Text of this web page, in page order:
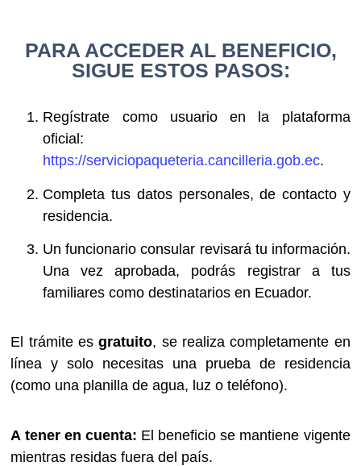
PARA ACCEDER AL BENEFICIO,
SIGUE ESTOS PASOS:
Regístrate como usuario en la plataforma
oficial:
https://serviciopaqueteria.cancilleria.gob.ec.
Completa tus datos personales, de contacto y
residencia.
Un funcionario consular revisará tu información.
Una vez aprobada, podrás registrar a tus
familiares como destinatarios en Ecuador.
El trámite esgratuito, se realiza completamente en
línea y solo necesitas una prueba de residencia
(como una planilla de agua, luz o teléfono).
A tener en cuenta: El beneficio se mantiene vigente
mientras residas fuera del país.